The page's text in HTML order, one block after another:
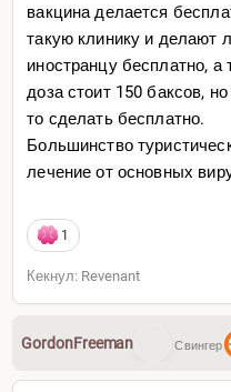
вакцина делается
такую клинику и делают
иностранцу бесплатно,
доза стоит 150 баксов,
то сделать бесплатно.
Большинство
лечение от основных
1
Кекнул: Revenant
GordonFreeman Свингер